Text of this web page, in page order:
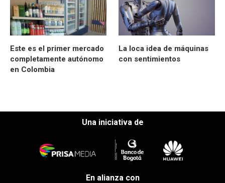
Este es el primer mercado
completamente autónomo
en Colombia
La loca idea de máquinas
con sentimientos
Una iniciativa de
En alianza con